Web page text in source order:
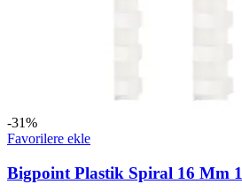
-31%
Favorilere ekle
Bigpoint Plastik Spiral 16 Mm